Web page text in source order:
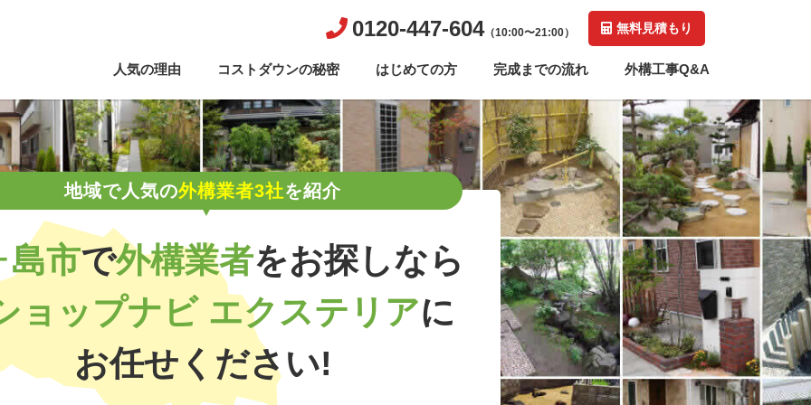
0120-447-604（10:00〜21:00） 無料見積もり
人気の理由 コストダウンの秘密 はじめての方 完成までの流れ 外構工事Q&A
地域で人気の外構業者3社を紹介
島市で外構業者をお探しなら
ョップナビ エクステリアに
お任せください!